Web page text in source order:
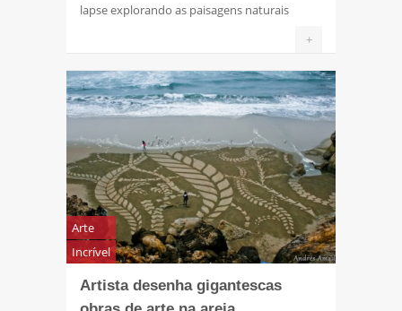
lapse explorando as paisagens naturais
+
Arte
Incrível
Artista desenha gigantescas